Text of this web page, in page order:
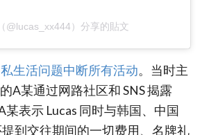
@lucas_xx444）分享的貼文
生活问题中断所有活动。当时主
A某通过网路社区和 SNS 揭露
某表示 Lucas 同时与韩国、中国
到交往期间的一切费用、名牌礼